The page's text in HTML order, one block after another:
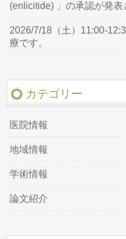
(enlicitide) 」の承認が発表
2026/7/18（土）11:00-
療です。
カテゴリー
医院情報
地域情報
学術情報
論文紹介